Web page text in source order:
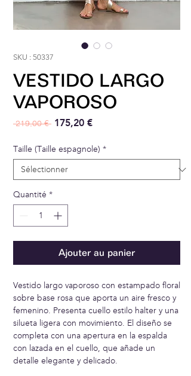
SKU : 50337
VESTIDO LARGO
VAPOROSO
219,00 € Prix original
175,20 €Prix promotionnel
Taille (Taille espagnole) *
Quantité *
Ajouter au panier
Vestido largo vaporoso con estampado floral
sobre base rosa que aporta un aire fresco y
femenino. Presenta cuello estilo halter y una
silueta ligera con movimiento. El diseño se
completa con una apertura en la espalda
con lazada en el cuello, que añade un
detalle elegante y delicado.